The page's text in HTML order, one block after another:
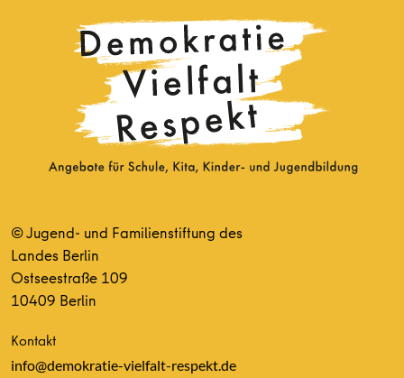
© Jugend- und Familienstiftung des
Landes Berlin
Ostseestraße 109
10409 Berlin
Kontakt
info@demokratie-vielfalt-respekt.de